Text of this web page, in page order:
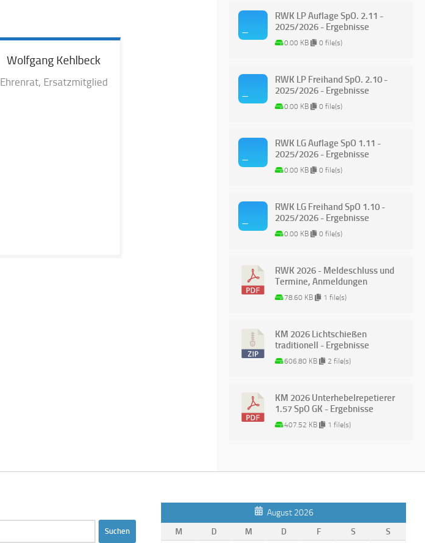
Wolfgang Kehlbeck
Ehrenrat, Ersatzmitglied
RWK LP Auflage SpO. 2.11 -
2025/2026 - Ergebnisse
0.00 KB 0 file(s)
RWK LP Freihand SpO. 2.10 -
2025/2026 - Ergebnisse
0.00 KB 0 file(s)
RWK LG Auflage SpO 1.11 -
2025/2026 - Ergebnisse
0.00 KB 0 file(s)
RWK LG Freihand SpO 1.10 -
2025/2026 - Ergebnisse
0.00 KB 0 file(s)
RWK 2026 - Meldeschluss und
Termine, Anmeldungen
78.60 KB 1 file(s)
KM 2026 Lichtschießen
traditionell - Ergebnisse
606.80 KB 2 file(s)
KM 2026 Unterhebelrepetierer
1.57 SpO GK - Ergebnisse
407.52 KB 1 file(s)
August 2026
M
D M D F S S